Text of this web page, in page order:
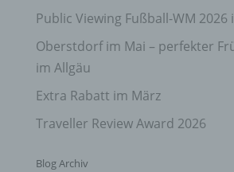
Public Viewing Fußball-WM
Oberstdorf im Mai – perfekter
im Allgäu
Extra Rabatt im März
Traveller Review Award 2026
Blog Archiv